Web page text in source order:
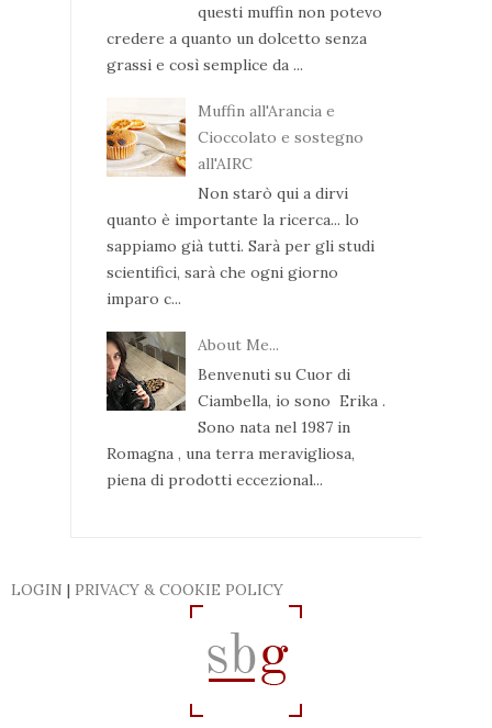
questi muffin non potevo
credere a quanto un dolcetto senza
grassi e così semplice da ...
Muffin all'Arancia e
Cioccolato e sostegno
all'AIRC
Non starò qui a dirvi
quanto è importante la ricerca... lo
sappiamo già tutti. Sarà per gli studi
scientifici, sarà che ogni giorno
imparo c...
About Me...
Benvenuti su Cuor di
Ciambella, io sono Erika .
Sono nata nel 1987 in
Romagna , una terra meravigliosa,
piena di prodotti eccezional...
LOGIN | PRIVACY & COOKIE POLICY